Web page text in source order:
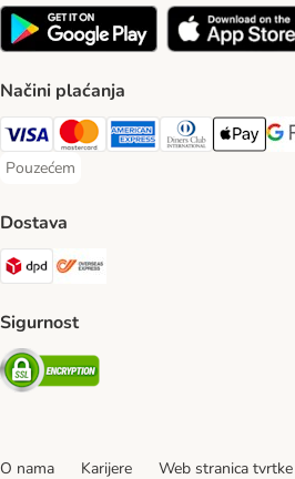
Načini plaćanja
Visa Payment Method
MasterCard Payment Method
American Express Payment
Diners ClubPayment
Pouzećem
Pouzećem Payment Method
Dostava
DPD Shipping Method
Sigurnost
Security
O nama Karijere Web stranica tvrtke